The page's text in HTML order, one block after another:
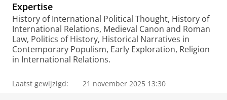
t
a
l
Expertise
History of International Political Thought, History of
International Relations, Medieval Canon and Roman
Law, Politics of History, Historical Narratives in
Contemporary Populism, Early Exploration, Religion
in International Relations.
Laatst gewijzigd: 21 november 2025 13:30